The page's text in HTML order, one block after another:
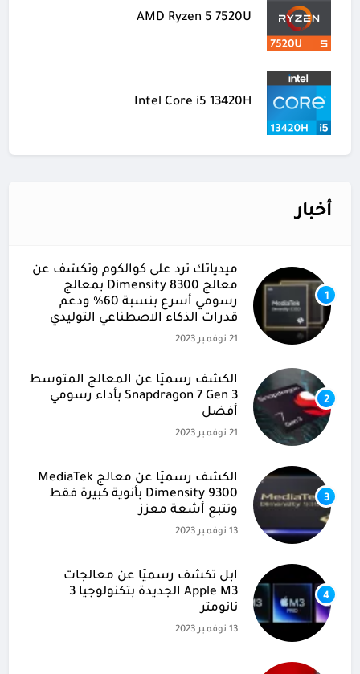
AMD Ryzen 5 7520U
Intel Core i5 13420H
أخبار
1
ميدياتك ترد على كوالكوم وتكشف عن
معالج Dimensity 8300 بمعالج
رسومي أسرع بنسبة 60% ودعم
قدرات الذكاء الاصطناعي التوليدي
21 نوفمبر 2023
2
الكشف رسميًا عن المعالج المتوسط
Snapdragon 7 Gen 3 بأداء رسومي
أفضل
21 نوفمبر 2023
3
الكشف رسميًا عن معالج MediaTek
Dimensity 9300 بأنوية كبيرة فقط
وتتبع أشعة معزز
13 نوفمبر 2023
4
آبل تكشف رسميًا عن معالجات
Apple M3 الجديدة بتكنولوجيا 3
نانومتر
13 نوفمبر 2023